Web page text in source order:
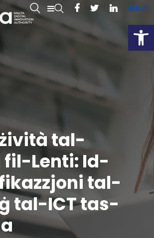
ENMT
tal-
fil-Lenti: Id-
tal-
tal-ICT tas-